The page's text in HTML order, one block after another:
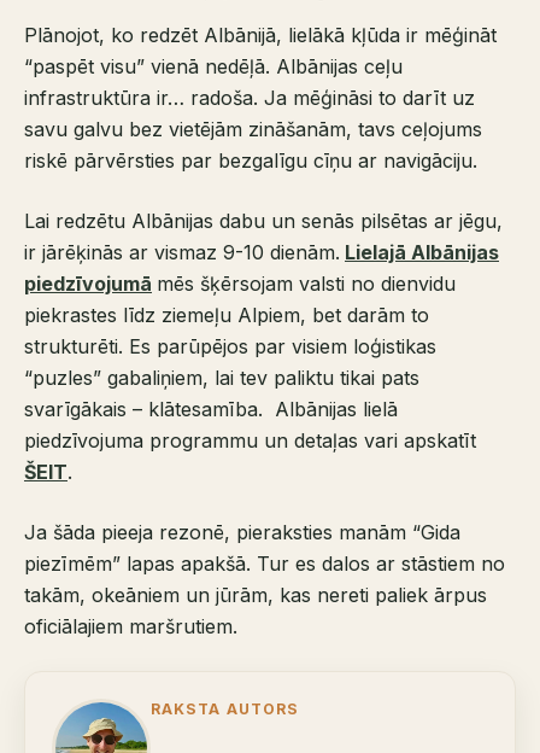
Plānojot, ko redzēt Albānijā, lielākā kļūda ir mēģināt
“paspēt visu” vienā nedēļā. Albānijas ceļu
infrastruktūra ir… radoša. Ja mēģināsi to darīt uz
savu galvu bez vietējām zināšanām, tavs ceļojums
riskē pārvērsties par bezgalīgu cīņu ar navigāciju.
Lai redzētu Albānijas dabu un senās pilsētas ar jēgu,
ir jārēķinās ar vismaz 9-10 dienām. Lielajā Albānijas
piedzīvojumā mēs šķērsojam valsti no dienvidu
piekrastes līdz ziemeļu Alpiem, bet darām to
strukturēti. Es parūpējos par visiem loģistikas
“puzles” gabaliņiem, lai tev paliktu tikai pats
svarīgākais – klātesamība. Albānijas lielā
piedzīvojuma programmu un detaļas vari apskatīt
ŠEIT.
Ja šāda pieeja rezonē, pieraksties manām “Gida
piezīmēm” lapas apakšā. Tur es dalos ar stāstiem no
takām, okeāniem un jūrām, kas nereti paliek ārpus
oficiālajiem maršrutiem.
RAKSTA AUTORS